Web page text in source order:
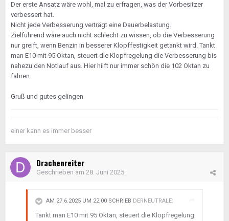
Der erste Ansatz wäre wohl, mal zu erfragen, was der Vorbesitzer
verbessert hat.
Nicht jede Verbesserung verträgt eine Dauerbelastung.
Zielführend wäre auch nicht schlecht zu wissen, ob die Verbesserung
nur greift, wenn Benzin in besserer Klopffestigkeit getankt wird. Tankt
man E10 mit 95 Oktan, steuert die Klopfregelung die Verbesserung bis
nahezu den Notlauf aus. Hier hilft nur immer schön die 102 Oktan zu
fahren.
Gruß und gutes gelingen
einer kann es immer besser
Drachenreiter
Geschrieben am 28. Juni 2025
AM 27.6.2025 UM 22:00 SCHRIEB DERNEUTRALE:
Tankt man E10 mit 95 Oktan, steuert die Klopfregelung